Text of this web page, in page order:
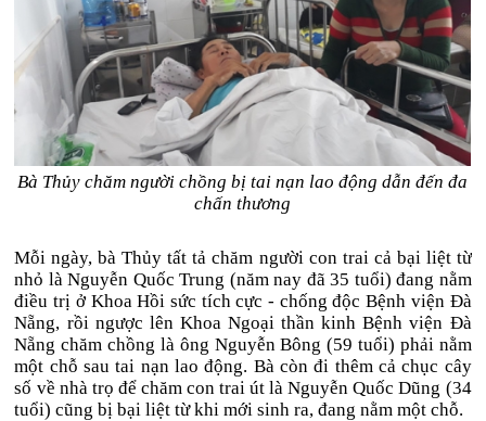
Bà Thủy chăm người chồng bị tai nạn lao động dẫn đến đa
chấn thương
Mỗi ngày, bà Thủy tất tả chăm người con trai cả bại liệt từ
nhỏ là Nguyễn Quốc Trung (năm nay đã 35 tuổi) đang nằm
điều trị ở Khoa Hồi sức tích cực - chống độc Bệnh viện Đà
Nẵng, rồi ngược lên Khoa Ngoại thần kinh Bệnh viện Đà
Nẵng chăm chồng là ông Nguyễn Bông (59 tuổi) phải nằm
một chỗ sau tai nạn lao động. Bà còn đi thêm cả chục cây
số về nhà trọ để chăm con trai út là Nguyễn Quốc Dũng (34
tuổi) cũng bị bại liệt từ khi mới sinh ra, đang nằm một chỗ.